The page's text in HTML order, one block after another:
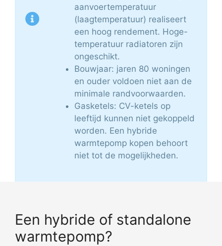
aanvoertemperatuur
(laagtemperatuur) realiseert
een hoog rendement. Hoge-
temperatuur radiatoren zijn
ongeschikt.
Bouwjaar: jaren 80 woningen
en ouder voldoen niet aan de
minimale randvoorwaarden.
Gasketels: CV-ketels op
leeftijd kunnen niet gekoppeld
worden. Een hybride
warmtepomp kopen behoort
niet tot de mogelijkheden.
Een hybride of standalone
warmtepomp?